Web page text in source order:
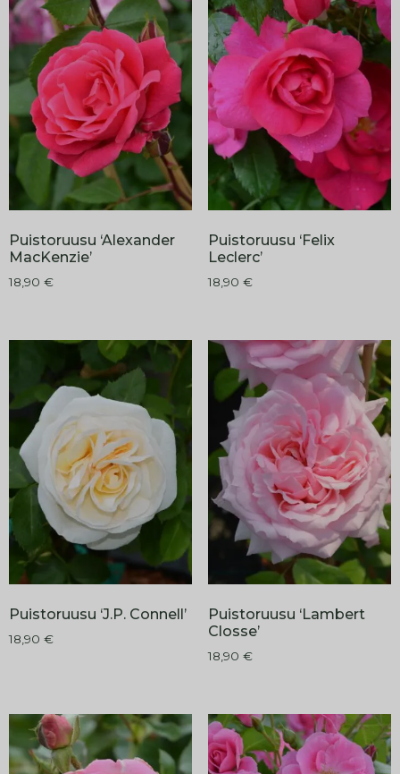
Puistoruusu ‘Alexander
MacKenzie’
18,90 €
Puistoruusu ‘Felix
Leclerc’
18,90 €
Puistoruusu ‘J.P. Connell’
18,90 €
Puistoruusu ‘Lambert
Closse’
18,90 €